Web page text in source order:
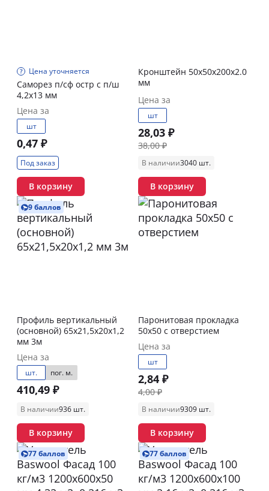
Цена уточняется
Саморез п/сф остр с п/ш
4,2х13 мм
Цена за
шт
0,47 ₽
Под заказ
В корзину
Кронштейн 50х50х200х2.0
мм
Цена за
шт
28,03 ₽
38,00 ₽
В наличии3040 шт.
В корзину
9 баллов
Профиль вертикальный
(основной) 65х21,5х20х1,2
мм 3м
Цена за
шт. пог. м.
410,49 ₽
В наличии936 шт.
В корзину
Паронитовая прокладка
50х50 с отверстием
Цена за
шт
2,84 ₽
4,00 ₽
В наличии9309 шт.
В корзину
77 баллов 77 баллов